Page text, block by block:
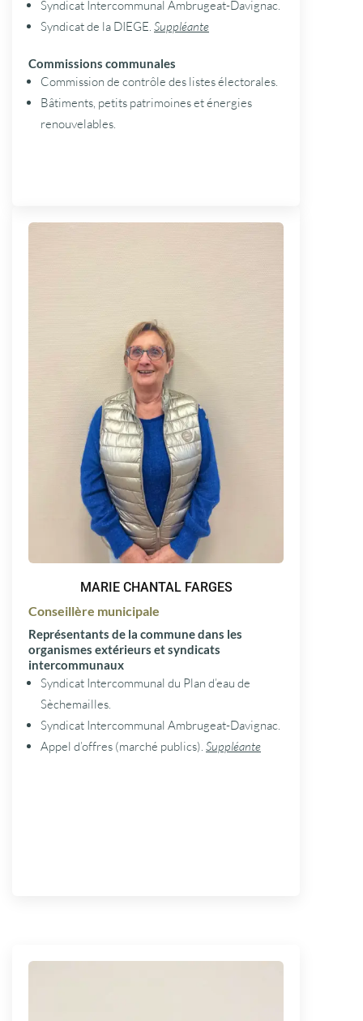
Syndicat Intercommunal Ambrugeat-Davignac.
Syndicat de la DIEGE. Suppléante
Commissions communales
Commission de contrôle des listes électorales.
Bâtiments, petits patrimoines et énergies
renouvelables.
MARIE CHANTAL FARGES
Conseillère municipale
Représentants de la commune dans les
organismes extérieurs et syndicats
intercommunaux
Syndicat Intercommunal du Plan d’eau de
Sèchemailles.
Syndicat Intercommunal Ambrugeat-Davignac.
Appel d’offres (marché publics). Suppléante